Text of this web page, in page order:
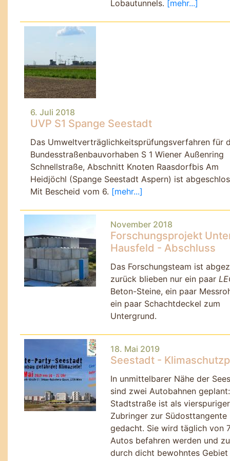
Lobautunnels. [mehr...]
6. Juli 2018
UVP S1 Spange Seestadt
Das Umweltverträglichkeitsprüfungsverfahren für
Bundesstraßenbauvorhaben S 1 Wiener Außenring
Schnellstraße, Abschnitt Knoten Raasdorfbis Am
Heidjöchl (Spange Seestadt Aspern) ist
Mit Bescheid vom 6. [mehr...]
November 2018
Forschungsprojekt
Hausfeld - Abschluss
Das Forschungsteam ist
zurück blieben nur ein paar
Beton-Steine, ein paar
ein paar Schachtdeckel zum
Untergrund.
18. Mai 2019
Seestadt -
In unmittelbarer Nähe der
sind zwei Autobahnen
Stadtstraße ist als vierspuriger
Zubringer zur Südosttangente
gedacht. Sie wird täglich von
Autos befahren werden und
durch dicht bewohntes Gebiet